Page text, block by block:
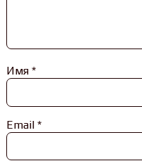
Имя *
Email *